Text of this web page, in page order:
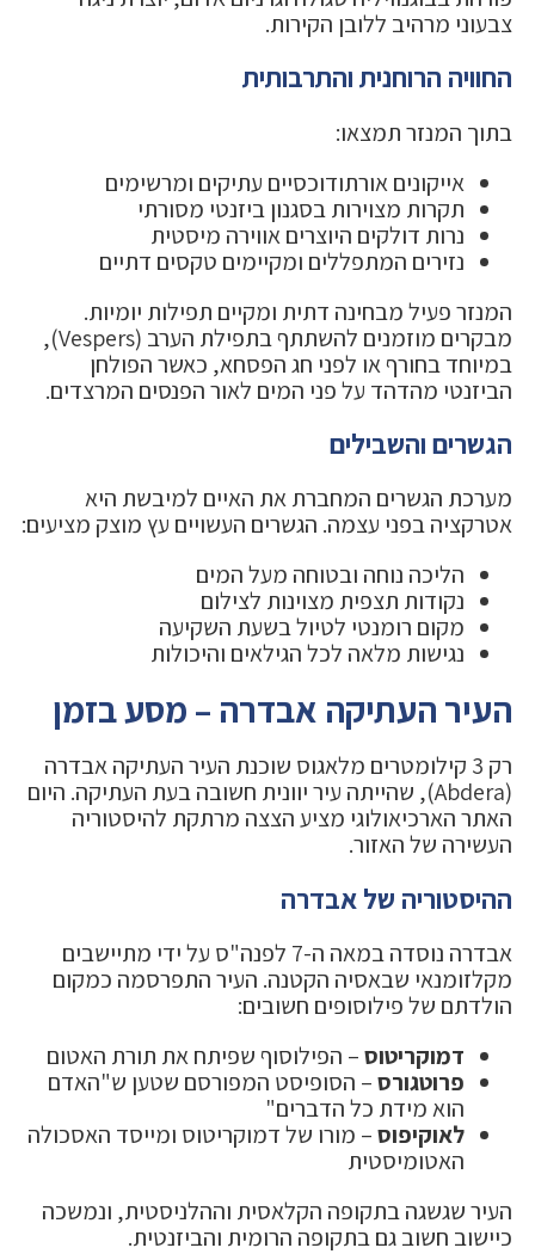
צבעוני מרהיב ללובן הקירות.
החוויה הרוחנית והתרבותית
בתוך המנזר תמצאו:
אייקונים אורתודוכסיים עתיקים ומרשימים
תקרות מצוירות בסגנון ביזנטי מסורתי
נרות דולקים היוצרים אווירה מיסטית
נזירים המתפללים ומקיימים טקסים דתיים
המנזר פעיל מבחינה דתית ומקיים תפילות יומיות.
מבקרים מוזמנים להשתתף בתפילת הערב (Vespers),
במיוחד בחורף או לפני חג הפסחא, כאשר הפולחן
הביזנטי מהדהד על פני המים לאור הפנסים המרצדים.
הגשרים והשבילים
מערכת הגשרים המחברת את האיים למיבשת היא
אטרקציה בפני עצמה. הגשרים העשויים עץ מוצק מציעים:
הליכה נוחה ובטוחה מעל המים
נקודות תצפית מצוינות לצילום
מקום רומנטי לטיול בשעת השקיעה
נגישות מלאה לכל הגילאים והיכולות
העיר העתיקה אבדרה – מסע בזמן
רק 3 קילומטרים מלאגוס שוכנת העיר העתיקה אבדרה
(Abdera), שהייתה עיר יוונית חשובה בעת העתיקה. היום
האתר הארכיאולוגי מציע הצצה מרתקת להיסטוריה
העשירה של האזור.
ההיסטוריה של אבדרה
אבדרה נוסדה במאה ה-7 לפנה"ס על ידי מתיישבים
מקלזומנאי שבאסיה הקטנה. העיר התפרסמה כמקום
הולדתם של פילוסופים חשובים:
דמוקריטוס– הפילוסוף שפיתח את תורת האטום
פרוטגורס– הסופיסט המפורסם שטען ש"האדם
הוא מידת כל הדברים"
לאוקיפוס– מורו של דמוקריטוס ומייסד האסכולה
האטומיסטית
העיר שגשגה בתקופה הקלאסית וההלניסטית, ונמשכה
כיישוב חשוב גם בתקופה הרומית והביזנטית.